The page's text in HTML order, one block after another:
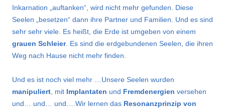
Inkarnation „auftanken“, wird nicht mehr gefunden. Diese
Seelen „besetzen“ dann ihre Partner und Familien. Und es sind
sehr sehr viele. Es heißt, die Erde ist umgeben von einem
grauen Schleier. Es sind die erdgebundenen Seelen, die ihren
Weg nach Hause nicht mehr finden.
Und es ist noch viel mehr …Unsere Seelen wurden
manipuliert , mit Implantaten und Fremdenergien versehen
und… und… und….Wir lernen das Resonanzprinzip von